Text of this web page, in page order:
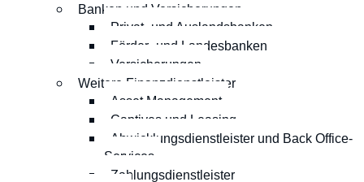
Banken und Versicherungen
Privat- und Auslandsbanken
Förder- und Landesbanken
Versicherungen
Weitere Finanzdienstleister
Asset Management
Captives und Leasing
Abwicklungsdienstleister und Back Office-
Services
Zahlungsdienstleister